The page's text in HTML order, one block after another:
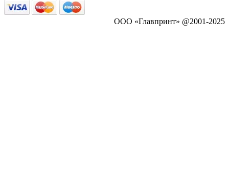
ООО «Главпринт» @2001-2025